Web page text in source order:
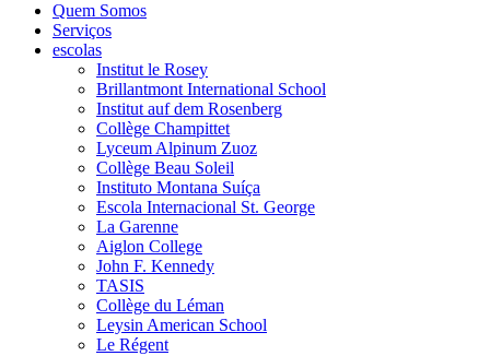
Quem Somos
Serviços
escolas
Institut le Rosey
Brillantmont International School
Institut auf dem Rosenberg
Collège Champittet
Lyceum Alpinum Zuoz
Collège Beau Soleil
Instituto Montana Suíça
Escola Internacional St. George
La Garenne
Aiglon College
John F. Kennedy
TASIS
Collège du Léman
Leysin American School
Le Régent